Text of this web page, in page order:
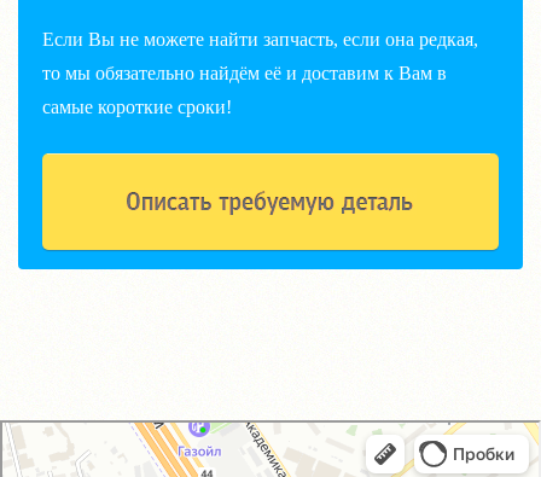
Если Вы не можете найти запчасть, если она редкая,
то мы обязательно найдём её и доставим к Вам в
самые короткие сроки!
GM-City&VAG-Repair
Автосервис, автотехцентр в Москве
Магазин автозапчастей и автотоваров в Москве